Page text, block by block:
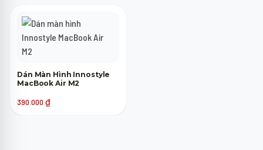
Dán Màn Hình Innostyle
MacBook Air M2
390.000 ₫